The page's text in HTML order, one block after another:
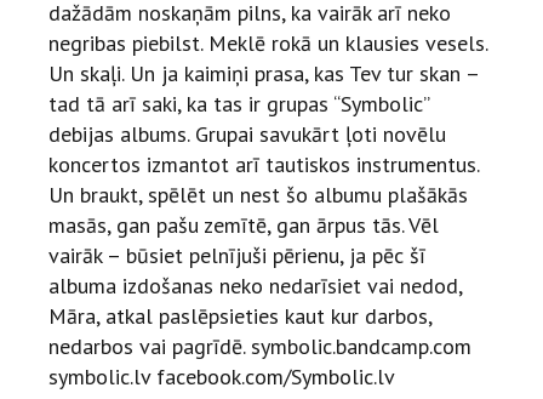
dažādām noskaņām pilns, ka vairāk arī neko
negribas piebilst. Meklē rokā un klausies vesels.
Un skaļi. Un ja kaimiņi prasa, kas Tev tur skan –
tad tā arī saki, ka tas ir grupas “Symbolic”
debijas albums. Grupai savukārt ļoti novēlu
koncertos izmantot arī tautiskos instrumentus.
Un braukt, spēlēt un nest šo albumu plašākās
masās, gan pašu zemītē, gan ārpus tās.Vēl
vairāk – būsiet pelnījuši pērienu, ja pēc šī
albuma izdošanas neko nedarīsiet vai nedod,
Māra, atkal paslēpsieties kaut kur darbos,
nedarbos vai pagrīdē. symbolic.bandcamp.com
symbolic.lv facebook.com/Symbolic.lv